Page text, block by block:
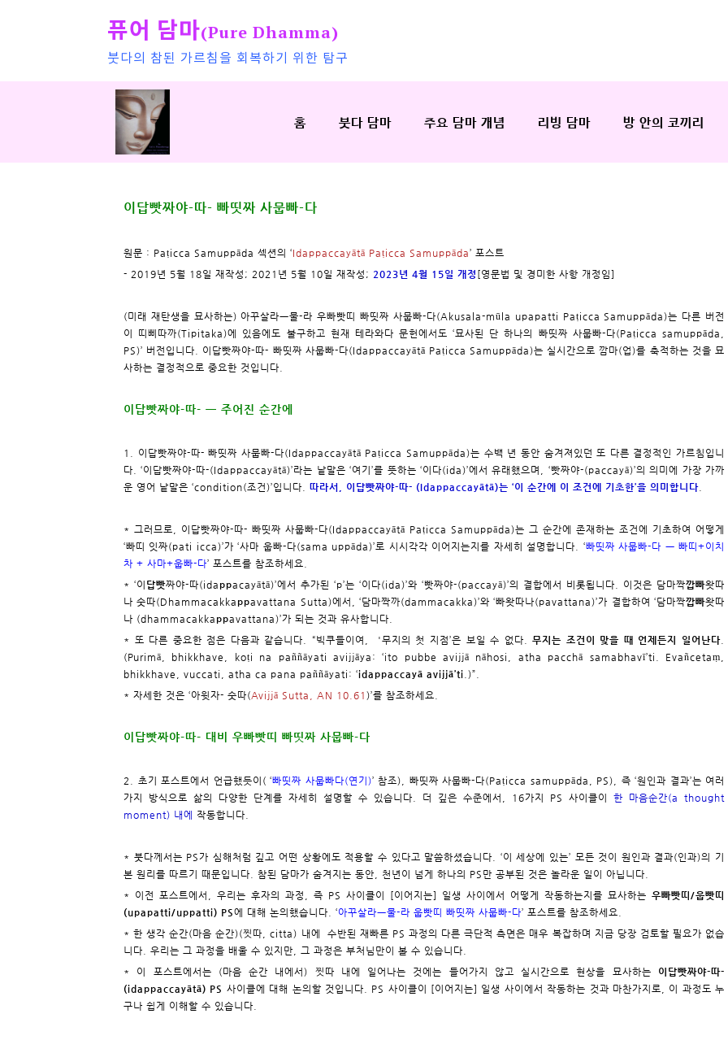
퓨어 담마(Pure Dhamma)
붓다의 참된 가르침을 회복하기 위한 탐구
홈 붓다 담마 주요 담마 개념 리빙 담마 방 안의 코끼리
이답빳짜야-따- 빠띳짜 사뭅빠-다
원문 : Paṭicca Samuppāda 섹션의 ‘Idappaccayātā Paṭicca Samuppāda’ 포스트
- 2019년 5월 18일 재작성; 2021년 5월 10일 재작성; 2023년 4월 15일 개정 [영문법 및 경미한 사항 개정임]
(미래 재탄생을 묘사하는) 아꾸살라ㅡ물-라 우빠빳띠 빠띳짜 사뭅빠-다(Akusala-mūla upapatti Paṭicca Samuppāda)는 다른 버전
이 띠삐따까(Tipitaka)에 있음에도 불구하고 현재 테라와다 문헌에서도 ‘묘사된 단 하나의 빠띳짜 사뭅빠-다(Paṭicca samuppāda,
PS)’ 버전입니다. 이답빳짜야-따- 빠띳짜 사뭅빠-다(Idappaccayātā Paṭicca Samuppāda)는 실시간으로 깜마(업)를 축적하는 것을 묘
사하는 결정적으로 중요한 것입니다.
이답빳짜야-따- ㅡ 주어진 순간에
1. 이답빳짜야-따- 빠띳짜 사뭅빠-다(Idappaccayātā Paṭicca Samuppāda)는 수백 년 동안 숨겨져있던 또 다른 결정적인 가르침입니
다. ‘이답빳짜야-따-(Idappaccayātā)’라는 낱말은 ‘여기’를 뜻하는 ‘이다(ida)’에서 유래했으며, ‘빳짜야-(paccayā)’의 의미에 가장 가까
운 영어 낱말은 ‘condition(조건)’입니다. 따라서, 이답빳짜야-따- (Idappaccayātā)는 ‘이 순간에 이 조건에 기초한’을 의미합니다
* 그러므로, 이답빳짜야-따- 빠띳짜 사뭅빠-다(Idappaccayātā Paṭicca Samuppāda)는 그 순간에 존재하는 조건에 기초하여 어떻게
‘빠띠 잇짜(pati icca)’가 ‘사마 웁빠-다(sama uppāda)’로 시시각각 이어지는지를 자세히 설명합니다. ‘빠띳짜 사뭅빠-다 ㅡ 빠띠+이치
차 + 사마+웁빠-다’ 포스트를 참조하세요.
* ‘이 답빳짜야-따(ida ppacayātā)’에서 추가된 ‘p’는 ‘이다(ida)’와 ‘빳짜야-(paccayā)’의 결합에서 비롯됩니다. 이것은 담마짝깝빠왓따
나 숫따(Dhammacakka ppavattana Sutta)에서, ‘담마짝까(dammacakka)’와 ‘빠왓따나(pavattana)’가 결합하여 ‘담마짝깝빠왓따
나 (dhammacakka ppavattana)’가 되는 것과 유사합니다.
* 또 다른 중요한 점은 다음과 같습니다. “빅쿠들이여, '무지의 첫 지점’은 보일 수 없다.무지는 조건이 맞을 때 언제든지 일어난다
(Purimā, bhikkhave, koṭi na paññāyati avijjāya: ‘ito pubbe avijjā nāhosi, atha pacchā samabhavī’ti. Evañcetaṃ,
bhikkhave, vuccati, atha ca pana paññāyati: ‘idappaccayā avijjā’ti .)”.
* 자세한 것은 ‘아윗자- 숫따(Avijjā Sutta, AN 10.61 )’를 참조하세요.
이답빳짜야-따- 대비 우빠빳띠 빠띳짜 사뭅빠-다
2. 초기 포스트에서 언급했듯이( ‘빠띳짜 사뭅빠다(연기)’ 참조), 빠띳짜 사뭅빠-다(Paṭicca samuppāda, PS), 즉 ‘원인과 결과’는 여러
가지 방식으로 삶의 다양한 단계를 자세히 설명할 수 있습니다. 더 깊은 수준에서, 16가지 PS 사이클이 한 마음순간(a thought
moment) 내에 작동합니다.
* 붓다께서는 PS가 심해처럼 깊고 어떤 상황에도 적용할 수 있다고 말씀하셨습니다. ‘이 세상에 있는’ 모든 것이 원인과 결과(인과)의 기
본 원리를 따르기 때문입니다. 참된 담마가 숨겨지는 동안, 천년이 넘게 하나의 PS만 공부된 것은 놀라운 일이 아닙니다.
* 이전 포스트에서, 우리는 후자의 과정, 즉 PS 사이클이 [이어지는] 일생 사이에서 어떻게 작동하는지를 묘사하는 우빠빳띠/웁빳띠
(upapatti/uppatti) PS에 대해 논의했습니다. ‘아꾸살라ㅡ물-라 웁빳띠 빠띳짜 사뭅빠-다’ 포스트를 참조하세요.
* 한 생각 순간(마음 순간)(찟따, citta) 내에 수반된 재빠른 PS 과정의 다른 극단적 측면은 매우 복잡하며 지금 당장 검토할 필요가 없습
니다. 우리는 그 과정을 배울 수 있지만, 그 과정은 부처님만이 볼 수 있습니다.
* 이 포스트에서는 (마음 순간 내에서) 찟따 내에 일어나는 것에는 들어가지 않고 실시간으로 현상을 묘사하는 이답빳짜야-따-
(idappaccayātā) PS 사이클에 대해 논의할 것입니다. PS 사이클이 [이어지는] 일생 사이에서 작동하는 것과 마찬가지로, 이 과정도 누
구나 쉽게 이해할 수 있습니다.